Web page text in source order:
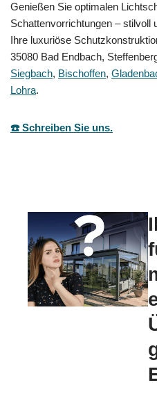
Genießen Sie optimalen
Schattenvorrichtungen – stilvoll
Ihre luxuriöse
35080 Bad Endbach,
Siegbach, Bischoffen,
Lohra.
☎️ Schreiben Sie uns.